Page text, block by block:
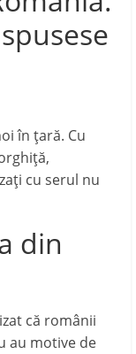
în țară. Cu
cu serul nu
din
că românii
au motive de